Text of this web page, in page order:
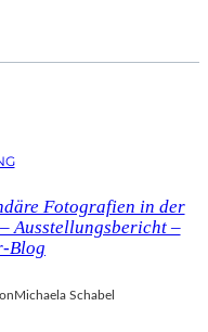
Fotografien in der
Ausstellungsbericht –
Blog
Michaela Schabel